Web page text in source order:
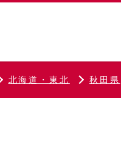
北海道・東北 秋田県